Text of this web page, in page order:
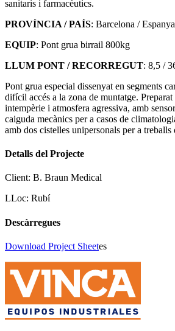
sanitaris i farmacèutics.
PROVÍNCIA / PAÍS: Barcelona / Espanya
EQUIP: Pont grua birrail 800kg
LLUM PONT / RECORREGUT: 8,5 /
Pont grua especial dissenyat en segments
difícil accés a la zona de muntatge.
intempèrie i atmosfera agressiva, amb
caiguda mecànics per a casos de
amb dos cistelles unipersonals per a treballs
Detalls del Projecte
Client: B. Braun Medical
LLoc: Rubí
Descàrregues
Download Project Sheetes